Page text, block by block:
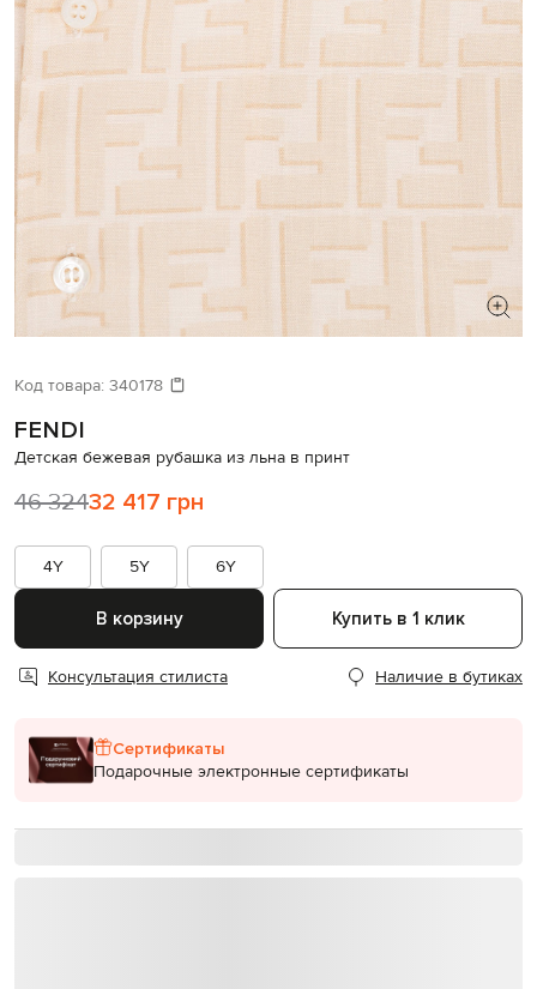
Код товара: 340178
FENDI
Детская бежевая рубашка из льна в принт
46 32432 417 грн
4Y 5Y 6Y
В корзину Купить в 1 клик
Консультация стилиста Наличие в бутиках
Сертификаты
Подарочные электронные сертификаты